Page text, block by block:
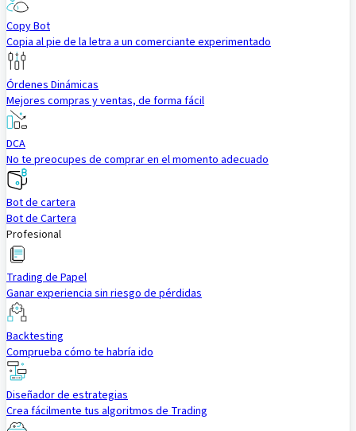
Copy Bot
Copia al pie de la letra a un comerciante experimentado
Órdenes Dinámicas
Mejores compras y ventas, de forma fácil
DCA
No te preocupes de comprar en el momento adecuado
Bot de cartera
Bot de Cartera
Profesional
Trading de Papel
Ganar experiencia sin riesgo de pérdidas
Backtesting
Comprueba cómo te habría ido
Diseñador de estrategias
Crea fácilmente tus algoritmos de Trading